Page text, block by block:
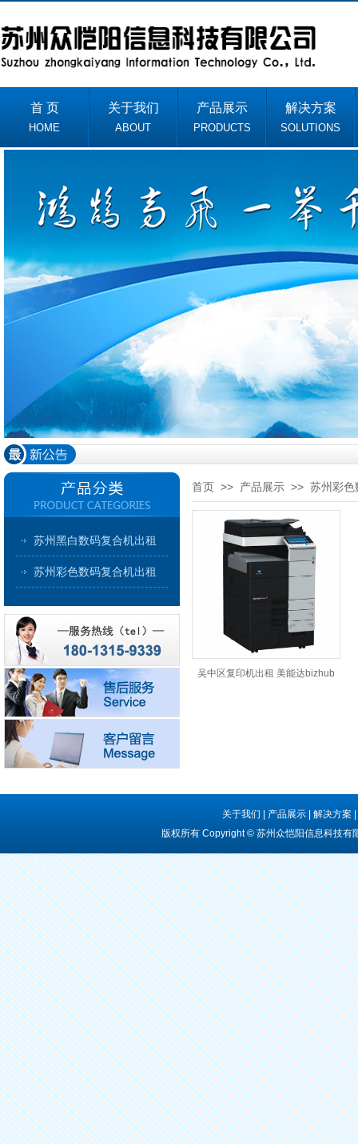
首 页
HOME
关于我们
ABOUT
产品展示
PRODUCTS
解决方案
SOLUTIONS
苏州黑白数码复合机出租
苏州彩色数码复合机出租
首页 >> 产品展示 >> 苏州彩色
吴中区复印机出租 美能达bizhub
关于我们 产品展示 解决方案
版权所有 Copyright © 苏州众恺阳信息科技有